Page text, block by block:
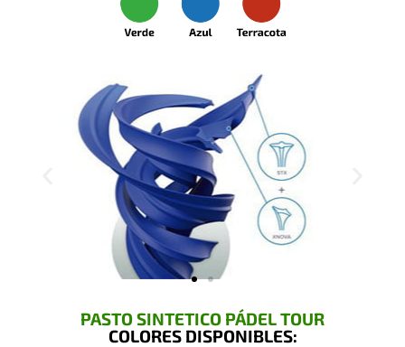
PASTO SINTETICO PÁDEL TOUR
COLORES DISPONIBLES: